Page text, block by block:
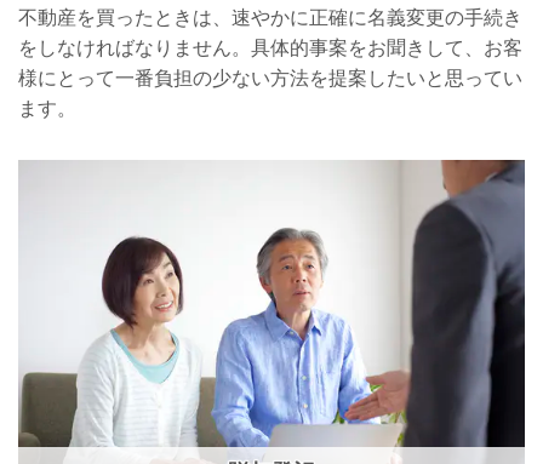
不動産を買ったときは、速やかに正確に名義変更の手続き
をしなければなりません。具体的事案をお聞きして、お客
様にとって一番負担の少ない方法を提案したいと思ってい
ます。